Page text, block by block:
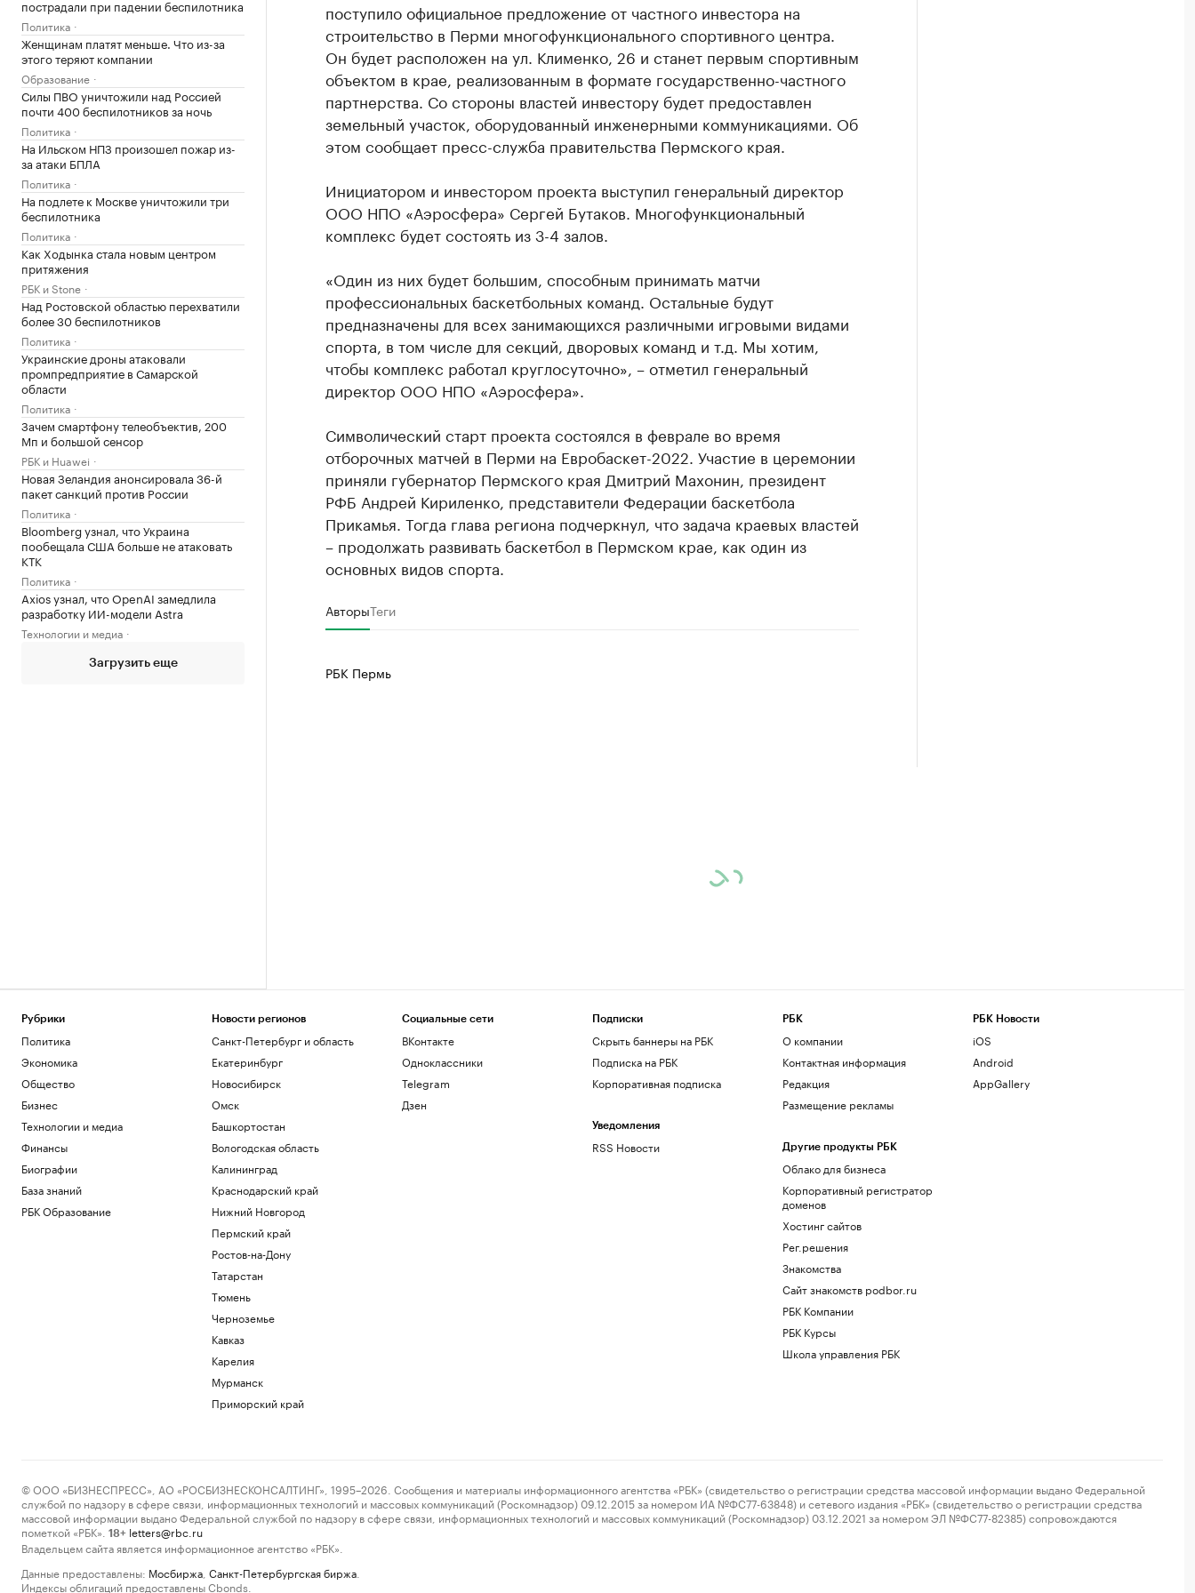
пострадали при падении беспилотника
Политика
Женщинам платят меньше. Что из-за
этого теряют компании
Образование
Силы ПВО уничтожили над Россией
почти 400 беспилотников за ночь
Политика
На Ильском НПЗ произошел пожар из-
за атаки БПЛА
Политика
На подлете к Москве уничтожили три
беспилотника
Политика
Как Ходынка стала новым центром
притяжения
РБК и Stone
Над Ростовской областью перехватили
более 30 беспилотников
Политика
Украинские дроны атаковали
промпредприятие в Самарской
области
Политика
Зачем смартфону телеобъектив, 200
Мп и большой сенсор
РБК и Huawei
Новая Зеландия анонсировала 36-й
пакет санкций против России
Политика
Bloomberg узнал, что Украина
пообещала США больше не атаковать
КТК
Политика
Axios узнал, что OpenAI замедлила
разработку ИИ-модели Astra
Технологии и медиа
Загрузить еще
поступило официальное предложение от частного инвестора на
строительство в Перми многофункционального спортивного центра.
Он будет расположен на ул. Клименко, 26 и станет первым спортивным
объектом в крае, реализованным в формате государственно-частного
партнерства. Со стороны властей инвестору будет предоставлен
земельный участок, оборудованный инженерными коммуникациями. Об
этом сообщает пресс-служба правительства Пермского края.
Инициатором и инвестором проекта выступил генеральный директор
ООО НПО «Аэросфера» Сергей Бутаков. Многофункциональный
комплекс будет состоять из 3-4 залов.
«Один из них будет большим, способным принимать матчи
профессиональных баскетбольных команд. Остальные будут
предназначены для всех занимающихся различными игровыми видами
спорта, в том числе для секций, дворовых команд и т.д. Мы хотим,
чтобы комплекс работал круглосуточно», – отметил генеральный
директор ООО НПО «Аэросфера».
Символический старт проекта состоялся в феврале во время
отборочных матчей в Перми на Евробаскет-2022. Участие в церемонии
приняли губернатор Пермского края Дмитрий Махонин, президент
РФБ Андрей Кириленко, представители Федерации баскетбола
Прикамья. Тогда глава региона подчеркнул, что задача краевых властей
– продолжать развивать баскетбол в Пермском крае, как один из
основных видов спорта.
АвторыТеги
РБК Пермь
Рубрики
Политика
Экономика
Общество
Бизнес
Технологии и медиа
Финансы
Биографии
База знаний
РБК Образование
Новости регионов
Санкт-Петербург и область
Екатеринбург
Новосибирск
Омск
Башкортостан
Вологодская область
Калининград
Краснодарский край
Нижний Новгород
Пермский край
Ростов-на-Дону
Татарстан
Тюмень
Черноземье
Кавказ
Карелия
Мурманск
Приморский край
Социальные сети
ВКонтакте
Одноклассники
Telegram
Дзен
Подписки
Скрыть баннеры на РБК
Подписка на РБК
Корпоративная подписка
Уведомления
RSS Новости
РБК
О компании
Контактная информация
Редакция
Размещение рекламы
Другие продукты РБК
Облако для бизнеса
Корпоративный регистратор
доменов
Хостинг сайтов
Рег.решения
Знакомства
Сайт знакомств podbor.ru
РБК Компании
РБК Курсы
Школа управления РБК
РБК Новости
iOS
Android
AppGallery
© ООО «БИЗНЕСПРЕСС», АО «РОСБИЗНЕСКОНСАЛТИНГ», 1995–2026. Сообщения и материалы информационного агентства «РБК» (свидетельство о регистрации средства массовой информации выдано Федеральной
службой по надзору в сфере связи, информационных технологий и массовых коммуникаций (Роскомнадзор) 09.12.2015 за номером ИА №ФС77-63848) и сетевого издания «РБК» (свидетельство о регистрации средства
массовой информации выдано Федеральной службой по надзору в сфере связи, информационных технологий и массовых коммуникаций (Роскомнадзор) 03.12.2021 за номером ЭЛ №ФС77-82385) сопровождаются
пометкой «РБК».
18+ letters@rbc.ru
Владельцем сайта является информационное агентство «РБК».
Данные предоставлены: Мосбиржа Санкт-Петербургская биржа
Индексы облигаций предоставлены Cbonds.